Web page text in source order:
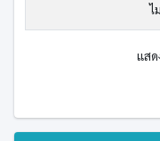
ไ
แสด